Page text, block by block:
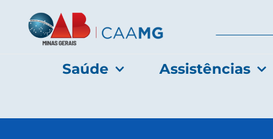
Saúde Assistências